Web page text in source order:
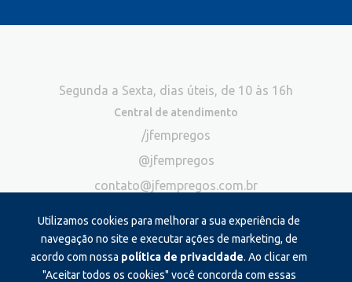
Utilizamos cookies para melhorar a sua experiência de
navegação no site e executar ações de marketing, de
acordo com nossa política de privacidade. Ao clicar em
"Aceitar todos os cookies" você concorda com essas
Segunda a Sexta, dias úteis, de 10 às 16h
Central de atendimento
/jfempregos
@jfempregos
contato@jfempregos.com.br
Publicidade
*Exclusivo para atendimento via chat. Não atendemos ligações neste
canal